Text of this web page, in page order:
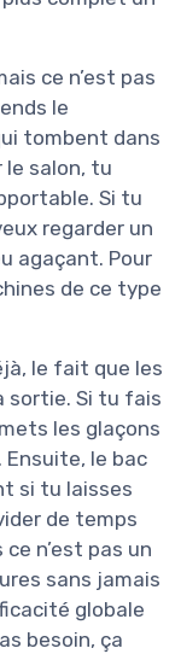
ce n’est pas
le
tombent dans
le salon, tu
Si tu
regarder un
agaçant. Pour
de ce type
le fait que les
sortie. Si tu fais
les glaçons
le bac
si tu laisses
de temps
n’est pas un
sans jamais
globale
besoin, ça